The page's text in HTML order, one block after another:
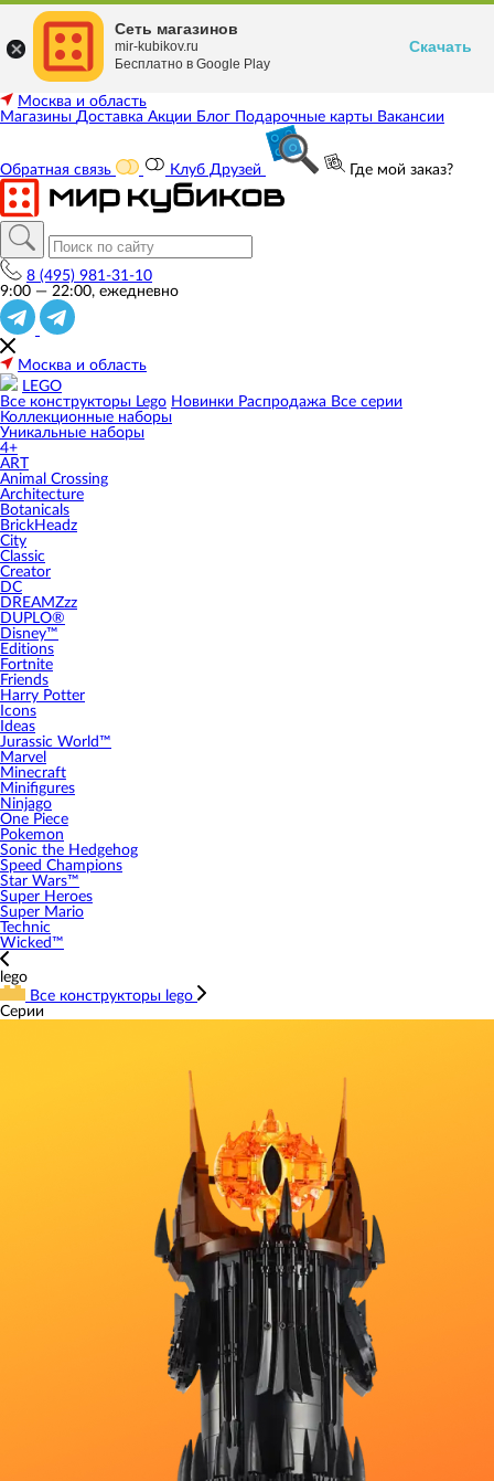
Москва и область
Магазины Доставка Акции Блог Подарочные карты Вакансии
Обратная связь Клуб Друзей Где мой заказ?
8 (495) 981-31-10
9:00 — 22:00, ежедневно
Москва и область
LEGO
Все конструкторы Lego Новинки Распродажа Все серии
Коллекционные наборы
Уникальные наборы
4+
ART
Animal Crossing
Architecture
Botanicals
BrickHeadz
City
Classic
Creator
DC
DREAMZzz
DUPLO®
Disney™
Editions
Fortnite
Friends
Harry Potter
Icons
Ideas
Jurassic World™
Marvel
Minecraft
Minifigures
Ninjago
One Piece
Pokemon
Sonic the Hedgehog
Speed Champions
Star Wars™
Super Heroes
Super Mario
Technic
Wicked™
lego
Все конструкторы lego
Серии
Сеть магазинов
mir-kubikov.ru
Бесплатно в Google Play
Скачать